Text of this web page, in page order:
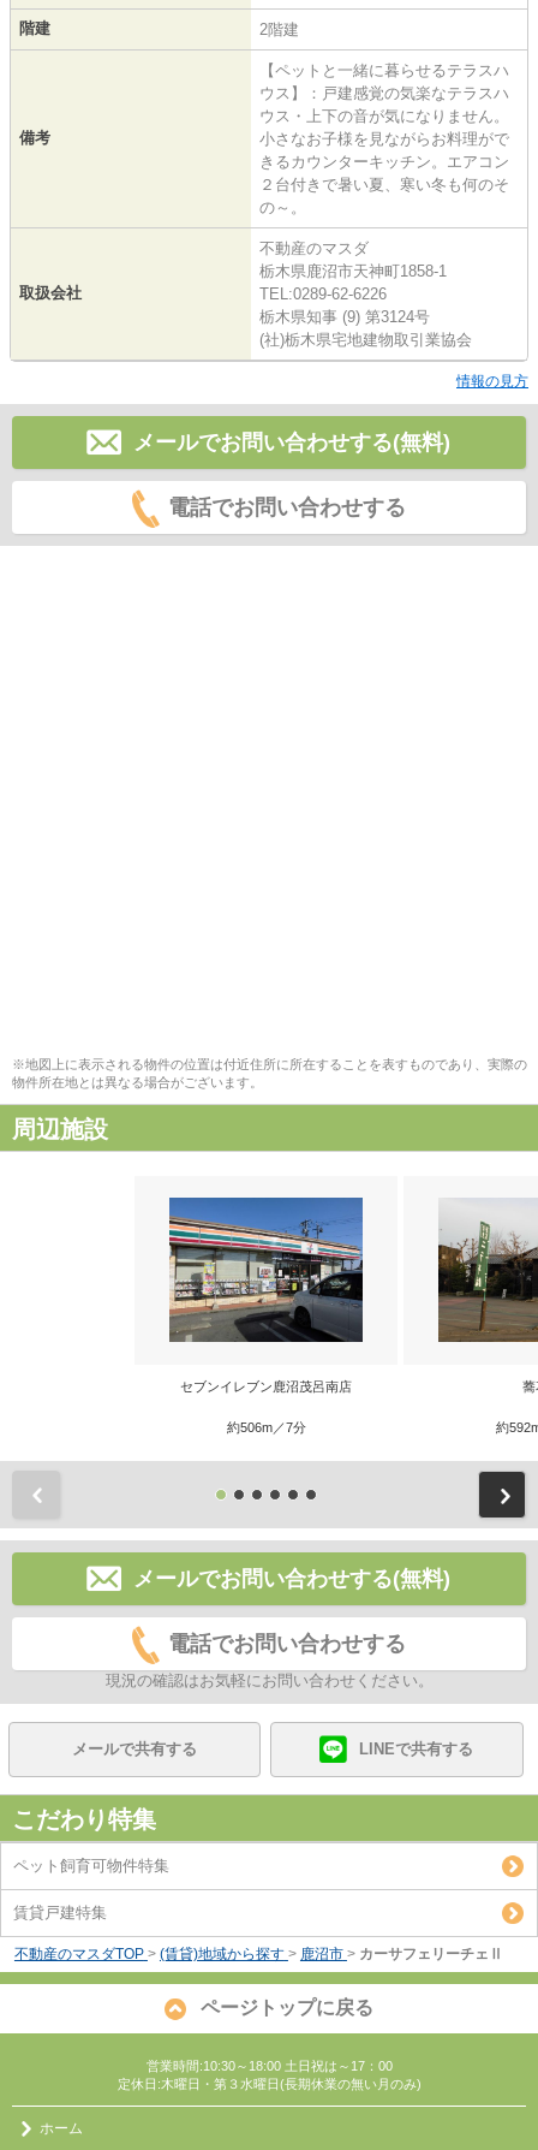
階建 2階建
備考
【ペットと一緒に暮らせるテラスハ
ウス】：戸建感覚の気楽なテラスハ
ウス・上下の音が気になりません。
小さなお子様を見ながらお料理がで
きるカウンターキッチン。エアコン
２台付きで暑い夏、寒い冬も何のそ
の～。
取扱会社
不動産のマスダ
栃木県鹿沼市天神町1858-1
TEL:0289-62-6226
栃木県知事 (9) 第3124号
(社)栃木県宅地建物取引業協会
情報の見方
メールでお問い合わせする(無料)
電話でお問い合わせする
※地図上に表示される物件の位置は付近住所に所在することを表すものであり、実際の
物件所在地とは異なる場合がございます。
周辺施設
セブンイレブン鹿沼茂呂南店
約506m／7分
蕎
約
メールでお問い合わせする(無料)
電話でお問い合わせする
現況の確認はお気軽にお問い合わせください。
メールで共有する LINEで共有する
こだわり特集
ペット飼育可物件特集
賃貸戸建特集
不動産のマスダTOP > (賃貸)地域から探す > 鹿沼市 > カーサフェリーチェⅡ
ページトップに戻る
営業時間:10:30～18:00 土日祝は～17：00
定休日:木曜日・第３水曜日(長期休業の無い月のみ)
ホーム